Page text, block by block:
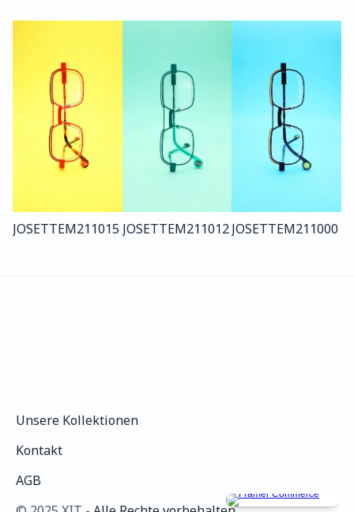
JOSETTEM211015 JOSETTEM211012JOSETTEM211000
Unsere Kollektionen
Kontakt
AGB